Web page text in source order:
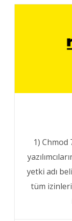
1) Chmod
yetki adı
tüm